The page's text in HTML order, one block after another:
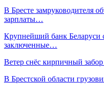
В Бресте замруководителя
зарплаты…
Крупнейший банк Беларуси
заключенные…
Ветер снёс кирпичный
В Брестской области